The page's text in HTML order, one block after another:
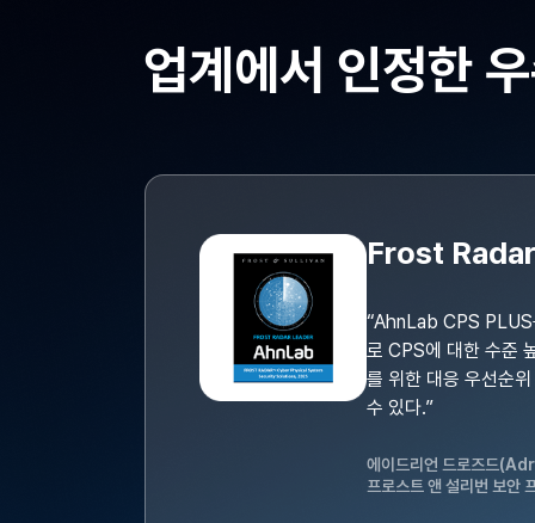
업계에서 인정한
Frost
“AhnLab CPS PLUS
로 CPS에 대한 수준
를 위한 대응 우선순
수 있다.”
에이드리언 드로즈드
프로스트 앤 설리번 보안